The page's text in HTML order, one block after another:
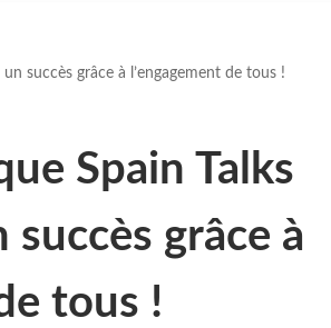
succès grâce à l’engagement de tous !
Spain Talks
succès grâce à
tous !